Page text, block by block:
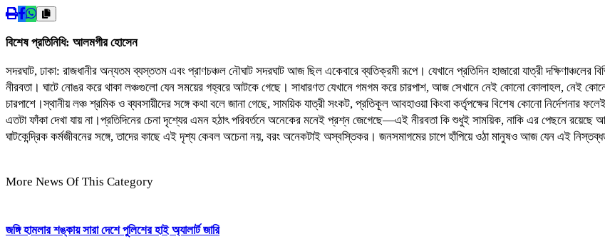
বিশেষ প্রতিনিধি: আলমগীর হোসেন
সদরঘাট, ঢাকা: রাজধানীর অন্যতম ব্যস্ততম এবং প্রাণচঞ্চল নৌঘাট সদরঘাট আজ ছিল একেবারে ব্যতিক্রমী রূপে। যেখানে প্রতিদিন হাজারো যাত্রী
নীরবতা। ঘাটে নোঙর করে থাকা লঞ্চগুলো যেন সময়ের গহ্বরে আটকে গেছে। সাধারণত যেখানে গমগম করে চারপাশ, আজ সেখানে নেই কোনো কোলাহল, নেই
চারপাশে।স্থানীয় লঞ্চ শ্রমিক ও ব্যবসায়ীদের সঙ্গে কথা বলে জানা গেছে, সাময়িক যাত্রী সংকট, প্রতিকূল আবহাওয়া কিংবা কর্তৃপক্ষের বিশেষ কোনো
এতটা ফাঁকা দেখা যায় না।প্রতিদিনের চেনা দৃশ্যের এমন হঠাৎ পরিবর্তনে অনেকের মনেই প্রশ্ন জেগেছে—এই নীরবতা কি শুধুই সাময়িক, নাকি এর পেছনে রয়েছে
ঘাটকেন্দ্রিক কর্মজীবনের সঙ্গে, তাদের কাছে এই দৃশ্য কেবল অচেনা নয়, বরং অনেকটাই অস্বস্তিকর। জনসমাগমের চাপে হাঁপিয়ে ওঠা মানুষও আজ যেন এই
More News Of This Category
জঙ্গি হামলার শঙ্কায় সারা দেশে পুলিশের হাই অ্যালার্ট জারি